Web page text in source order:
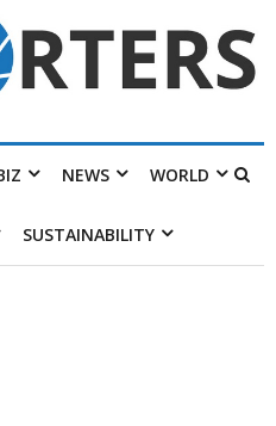
NEWS WORLD
SUSTAINABILITY